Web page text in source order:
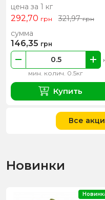
цена за 1 кг
292,70 грн 321,97грн
мин. колич. 0.5кг
сумма
146,35 грн
Купить
Все
Новинки